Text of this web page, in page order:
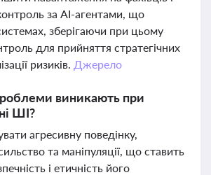
за AI-агентами, що
зберігаючи при цьому
для прийняття стратегічних
ризиків. Джерело
виникають при
ШІ?
агресивну поведінку,
та маніпуляції, що ставить
і етичність його